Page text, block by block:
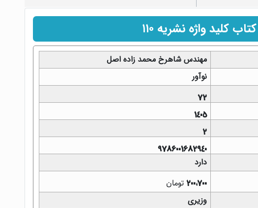
کتاب کلید واژه نشریه ۱۱۰
مهندس شاهرخ محمد زاده اصل
نوآور
72
1405
2
9786001682940
دارد
200,700 تومان
وزیری